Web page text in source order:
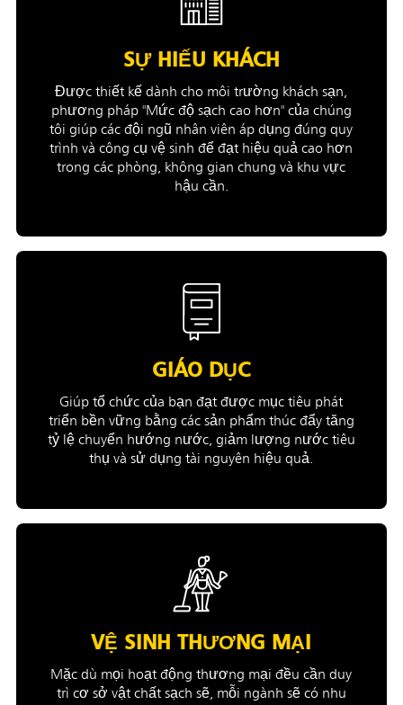
SỰ HIẾU KHÁCH
Được thiết kế dành cho môi trường khách sạn,
phương pháp "Mức độ sạch cao hơn" của chúng
tôi giúp các đội ngũ nhân viên áp dụng đúng quy
trình và công cụ vệ sinh để đạt hiệu quả cao hơn
trong các phòng, không gian chung và khu vực
hậu cần.
GIÁO DỤC
Giúp tổ chức của bạn đạt được mục tiêu phát
triển bền vững bằng các sản phẩm thúc đẩy tăng
tỷ lệ chuyển hướng nước, giảm lượng nước tiêu
thụ và sử dụng tài nguyên hiệu quả.
VỆ SINH THƯƠNG MẠI
Mặc dù mọi hoạt động thương mại đều cần duy
trì cơ sở vật chất sạch sẽ, mỗi ngành sẽ có nhu